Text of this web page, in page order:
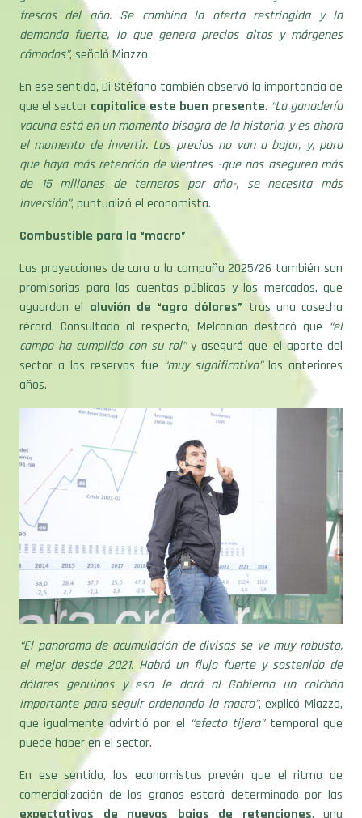
demanda fuerte, lo que genera precios altos y márgenes
cómodos” , señaló Miazzo.
En ese sentido, Di Stéfano también observó la importancia de
que el sectorcapitalice este buen presente.“La ganadería
vacuna está en un momento bisagra de la historia, y es ahora
el momento de invertir. Los precios no van a bajar, y, para
que haya más retención de vientres -que nos aseguren más
de 15 millones de terneros por año-, se necesita más
inversión”, puntualizó el economista.
Combustible para la “macro”
Las proyecciones de cara a la campaña 2025/26 también son
promisorias para las cuentas públicas y los mercados, que
aguardan elaluvión de “agro dólares” tras una cosecha
récord. Consultado al respecto, Melconian destacó que“el
campo ha cumplido con su rol”
y aseguró que el aporte del
sector a las reservas fue“muy significativo”los anteriores
años.
“El panorama de acumulación de divisas se ve muy robusto,
el mejor desde 2021. Habrá un flujo fuerte y sostenido de
dólares genuinos y eso le dará al Gobierno un colchón
importante para seguir ordenando la macro”, explicó Miazzo,
que igualmente advirtió por el“efecto tijera” temporal que
puede haber en el sector.
En ese sentido, los economistas prevén que el ritmo de
comercialización de los granos estará determinado por las
expectativas de nuevas bajas de retenciones, una
ventana que el propio gobierno nacional dejó abierta con los